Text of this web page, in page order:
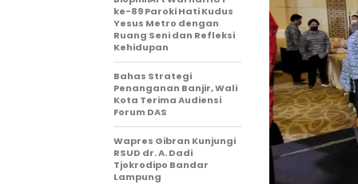
ke-89 Paroki Hati Kudus
Yesus Metro dengan
Ruang Seni dan Refleksi
Kehidupan
Bahas Strategi
Penanganan Banjir, Wali
Kota Terima Audiensi
Forum DAS
Wapres Gibran Kunjungi
RSUD dr. A. Dadi
Tjokrodipo Bandar
Lampung